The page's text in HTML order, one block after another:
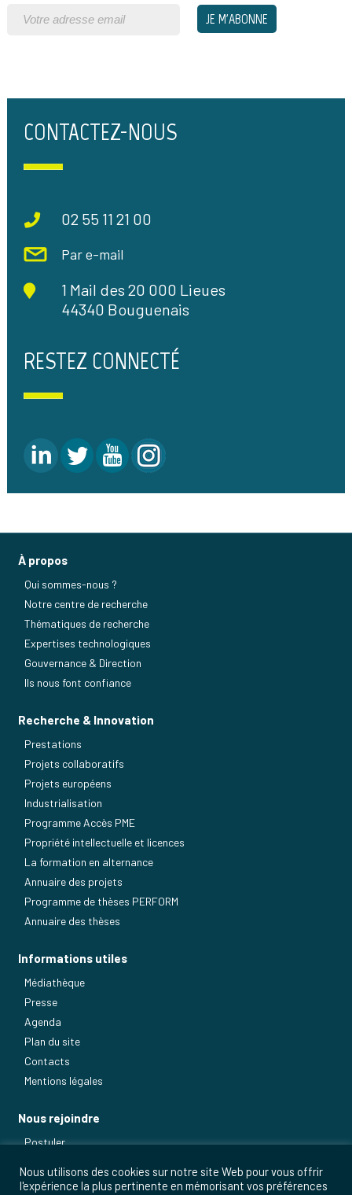
CONTACTEZ-NOUS
02 55 11 21 00
Par e-mail
1 Mail des 20 000 Lieues
44340 Bouguenais
RESTEZ CONNECTÉ
À propos
Qui sommes-nous ?
Notre centre de recherche
Thématiques de recherche
Expertises technologiques
Gouvernance & Direction
Ils nous font confiance
Recherche & Innovation
Prestations
Projets collaboratifs
Projets européens
Industrialisation
Programme Accès PME
Propriété intellectuelle et licences
La formation en alternance
Annuaire des projets
Programme de thèses PERFORM
Annuaire des thèses
Informations utiles
Médiathèque
Presse
Agenda
Plan du site
Contacts
Mentions légales
Nous rejoindre
Postuler
Nous utilisons des cookies sur notre site Web pour vous offrir
l'expérience la plus pertinente en mémorisant vos préférences